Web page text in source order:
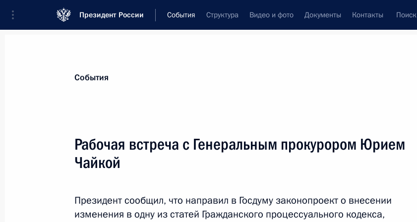
Президент России События Структура Видео и фото Документы Контакты Поиск
Новости
Телефонный разговор с Президентом Украины Виктором
События
Рабочая встреча с Генеральным прокурором Юрием
Чайкой
Президент сообщил, что направил в Госдуму законопроект о внесении
изменения в одну из статей Гражданского процессуального кодекса,